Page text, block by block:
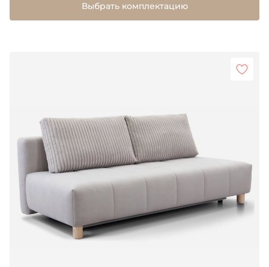
Выбрать комплектацию